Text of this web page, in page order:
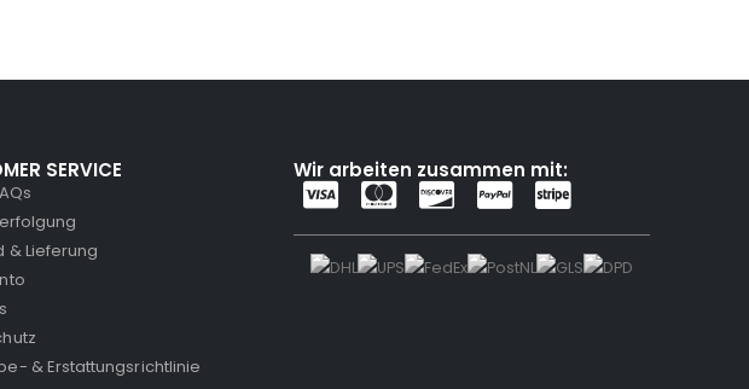
SERVICE
& Lieferung
& Erstattungsrichtlinie
Wir arbeiten zusammen mit: